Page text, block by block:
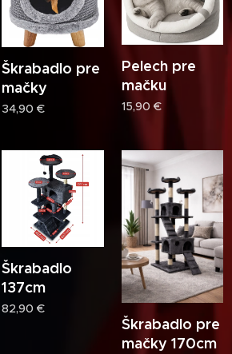
Škrabadlo pre
mačky
34,90 €
Pelech pre
mačku
15,90 €
Škrabadlo
137cm
82,90 €
Škrabadlo pre
mačky 170cm